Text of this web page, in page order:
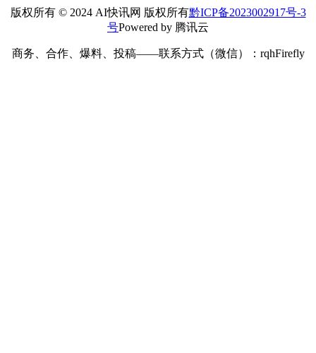
版权所有 © 2024 AI快讯网 版权所有黔ICP备2023002917号-3
号Powered by 腾讯云
商务、合作、爆料、投稿——联系方式（微信）：rqhFirefly